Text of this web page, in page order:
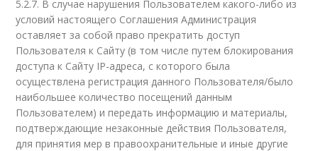
5.2.7. В случае нарушения Пользователем какого-либо из
условий настоящего Соглашения Администрация
оставляет за собой право прекратить доступ
Пользователя к Сайту (в том числе путем блокирования
доступа к Сайту IP-адреса, с которого была
осуществлена регистрация данного Пользователя/было
наибольшее количество посещений данным
Пользователем) и передать информацию и материалы,
подтверждающие незаконные действия Пользователя,
для принятия мер в правоохранительные и иные другие